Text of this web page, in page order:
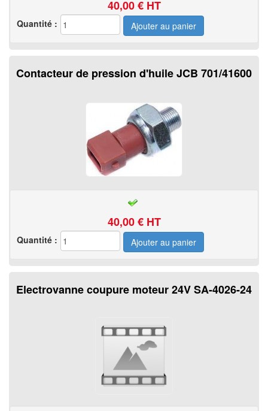
40,00€ HT
Quantité :
Contacteur de pression d'huile JCB 701/41600
40,00€ HT
Quantité :
Electrovanne coupure moteur 24V SA-4026-24